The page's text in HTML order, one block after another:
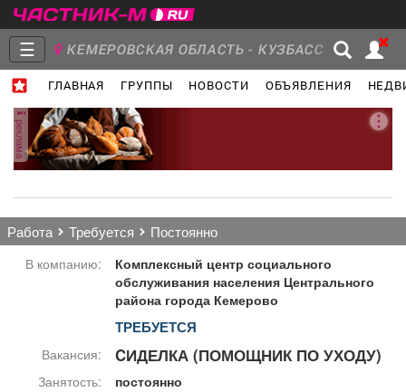
☰ КЕМЕРОВСКАЯ ОБЛАСТЬ - КУЗБАСС
ГЛАВНАЯ ГРУППЫ НОВОСТИ ОБЪЯВЛЕНИЯ
Главная
Группы Новости
реклама
работа требуется постоянно
В компанию:
Комплексный центр социального
обслуживания населения Центрального
района города Кемерово
ТРЕБУЕТСЯ
Вакансия: CИДЕЛКА (ПОМОЩНИК ПО УХОДУ)
Занятость:
постоянно